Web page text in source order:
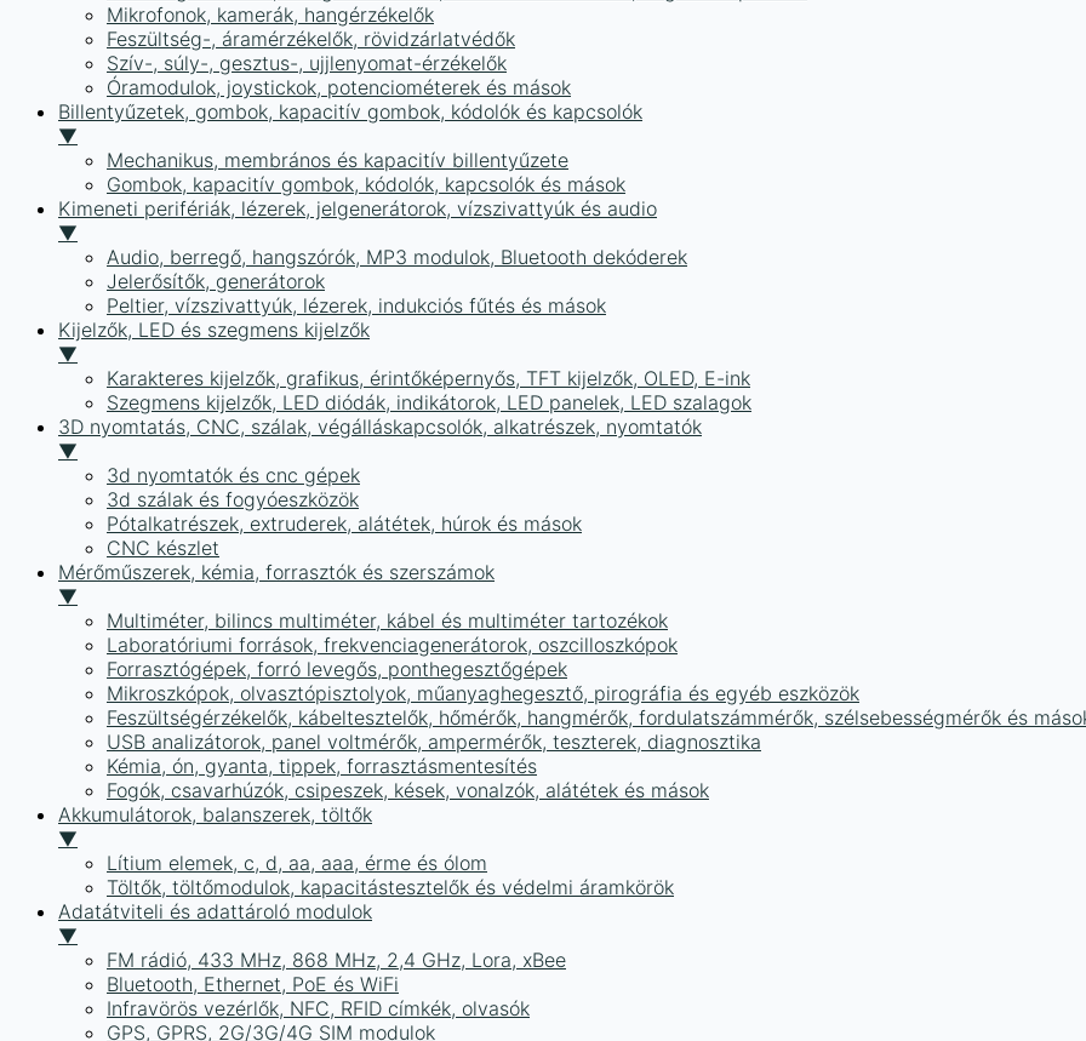
Mikrofonok, kamerák, hangérzékelők
Feszültség-, áramérzékelők, rövidzárlatvédők
Szív-, súly-, gesztus-, ujjlenyomat-érzékelők
Óramodulok, joystickok, potenciométerek és mások
Billentyűzetek, gombok, kapacitív gombok, kódolók és kapcsolók
▼
Mechanikus, membrános és kapacitív billentyűzete
Gombok, kapacitív gombok, kódolók, kapcsolók és mások
Kimeneti perifériák, lézerek, jelgenerátorok, vízszivattyúk és audio
▼
Audio, berregő, hangszórók, MP3 modulok, Bluetooth dekóderek
Jelerősítők, generátorok
Peltier, vízszivattyúk, lézerek, indukciós fűtés és mások
Kijelzők, LED és szegmens kijelzők
▼
Karakteres kijelzők, grafikus, érintőképernyős, TFT kijelzők, OLED, E-ink
Szegmens kijelzők, LED diódák, indikátorok, LED panelek, LED szalagok
3D nyomtatás, CNC, szálak, végálláskapcsolók, alkatrészek, nyomtatók
▼
3d nyomtatók és cnc gépek
3d szálak és fogyóeszközök
Pótalkatrészek, extruderek, alátétek, húrok és mások
CNC készlet
Mérőműszerek, kémia, forrasztók és szerszámok
▼
Multiméter, bilincs multiméter, kábel és multiméter tartozékok
Laboratóriumi források, frekvenciagenerátorok, oszcilloszkópok
Forrasztógépek, forró levegős, ponthegesztőgépek
Mikroszkópok, olvasztópisztolyok, műanyaghegesztő, pirográfia és egyéb eszközök
Feszültségérzékelők, kábeltesztelők, hőmérők, hangmérők, fordulatszámmérők, szélsebességmérők és
USB analizátorok, panel voltmérők, ampermérők, teszterek, diagnosztika
Kémia, ón, gyanta, tippek, forrasztásmentesítés
Fogók, csavarhúzók, csipeszek, kések, vonalzók, alátétek és mások
Akkumulátorok, balanszerek, töltők
▼
Lítium elemek, c, d, aa, aaa, érme és ólom
Töltők, töltőmodulok, kapacitástesztelők és védelmi áramkörök
Adatátviteli és adattároló modulok
▼
FM rádió, 433 MHz, 868 MHz, 2,4 GHz, Lora, xBee
Bluetooth, Ethernet, PoE és WiFi
Infravörös vezérlők, NFC, RFID címkék, olvasók
GPS, GPRS, 2G/3G/4G SIM modulok